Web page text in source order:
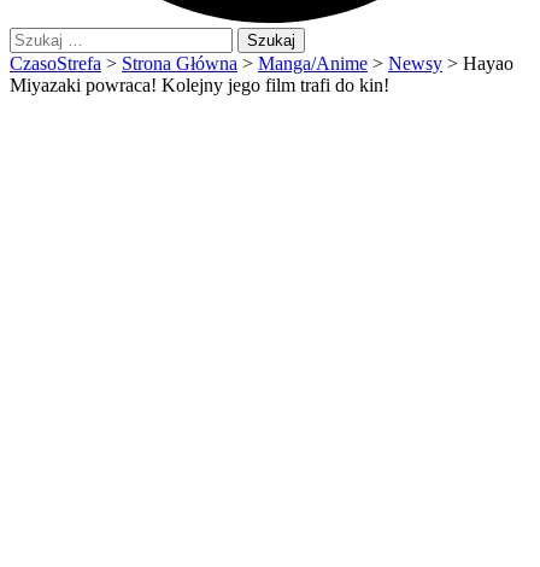
Szukaj:
CzasoStrefa > Strona Główna > Manga/Anime > Newsy > Hayao
Miyazaki powraca! Kolejny jego film trafi do kin!